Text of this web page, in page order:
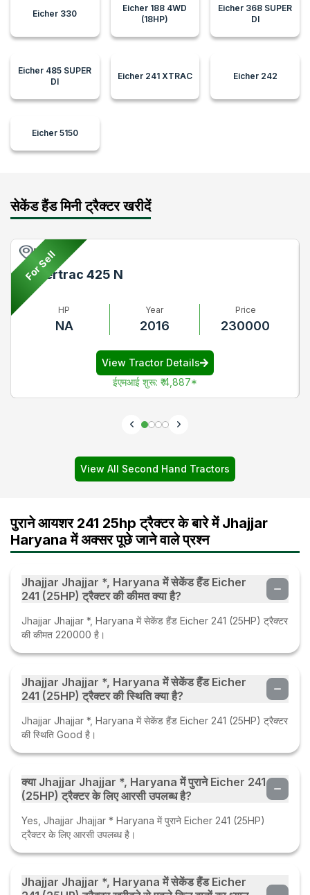
Eicher 330
Eicher 188 4WD
(18HP)
Eicher 368 SUPER
DI
Eicher 485 SUPER
DI
Eicher 241 XTRAC Eicher 242
Eicher 5150
सेकेंड हैंड मिनी ट्रैक्टर खरीदें
For Sell
Pune
Powertrac 425 N
HP
NA
Year
2016
Price
230000
View Tractor Details
ईएमआई शुरू: ₹ 4,887*
View All Second Hand Tractors
पुराने आयशर 241 25hp ट्रैक्टर के बारे में Jhajjar
Haryana में अक्सर पूछे जाने वाले प्रश्न
Jhajjar Jhajjar *, Haryana में सेकेंड हैंड Eicher
241 (25HP) ट्रैक्टर की कीमत क्या है?
Jhajjar Jhajjar *, Haryana में सेकेंड हैंड Eicher 241 (25HP) ट्रैक्टर
की कीमत 220000 है।
Jhajjar Jhajjar *, Haryana में सेकेंड हैंड Eicher
241 (25HP) ट्रैक्टर की स्थिति क्या है?
Jhajjar Jhajjar *, Haryana में सेकेंड हैंड Eicher 241 (25HP) ट्रैक्टर
की स्थिति Good है।
क्या Jhajjar Jhajjar *, Haryana में पुराने Eicher 241
(25HP) ट्रैक्टर के लिए आरसी उपलब्ध है?
Yes, Jhajjar Jhajjar * Haryana में पुराने Eicher 241 (25HP)
ट्रैक्टर के लिए आरसी उपलब्ध है।
Jhajjar Jhajjar *, Haryana में सेकेंड हैंड Eicher